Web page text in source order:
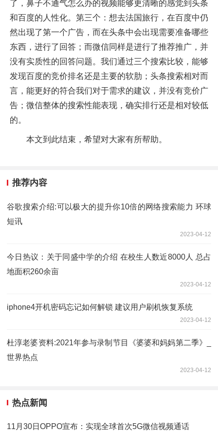
了，鼻子不通气怎么办的视频能够更清晰的感觉到头条
和百度的人性化。第三个：想去法国旅行，在百度中仍
然出现了第一个广告，而在头条中会出现需要准备哪些
东西，进行了回答；而微信同样是进行了推荐推广，并
没有实质性的回答问题。我们通过三个搜索比较，能够
发现百度的竞价排名还是主要的软肋；头条搜索相对而
言，能更好的符合我们对于需求的建议，并没有竞价广
告；微信整体的搜索性能表现，确实排行还是相对较低
的。
本文到此结束，希望对大家有所帮助。
推荐内容
谷歌搜索介绍:可以极大的提升你10倍的网络搜索能力 环球
短讯
2023-04-12
今日热议：关于同盛中学的介绍 在校生人数近8000人 总占
地面积260余亩
2023-04-12
iphone4开机密码忘记如何解锁 建议用户刷机恢复系统
2023-04-12
杜淳老婆资料:2021年参与录制节目《婆婆和妈妈第二季》_
世界热点
2023-04-12
热点新闻
11月30日OPPO宣布：实现全球首次5G微信视频通话